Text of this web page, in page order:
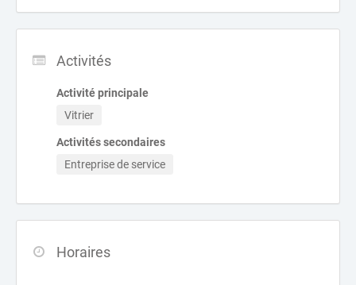
Activités
Activité principale
Vitrier
Activités secondaires
Entreprise de service
Horaires